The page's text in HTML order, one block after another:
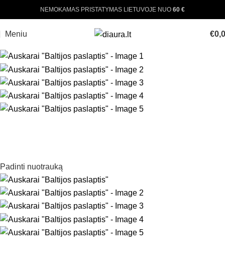
NEMOKAMAS PRISTATYMAS LIETUVOJE NUO 60 €
Meniu €
Padinti nuotrauką